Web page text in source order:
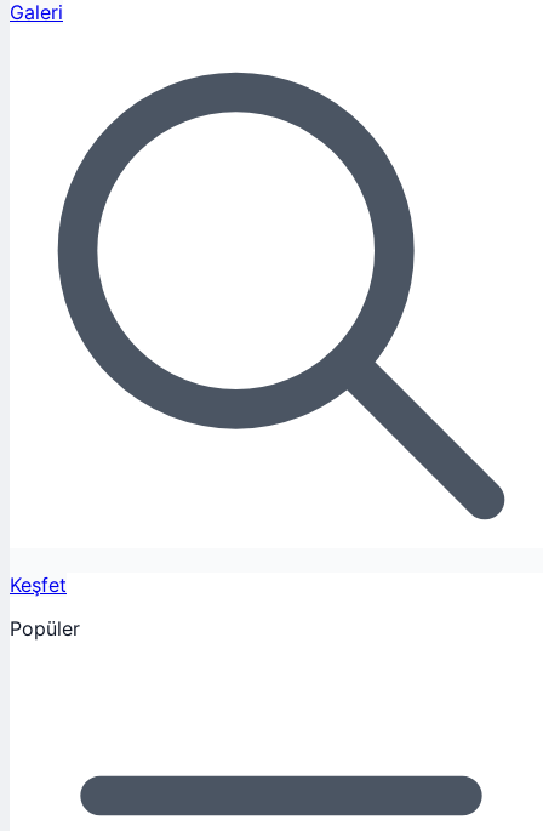
Galeri
Keşfet
Popüler